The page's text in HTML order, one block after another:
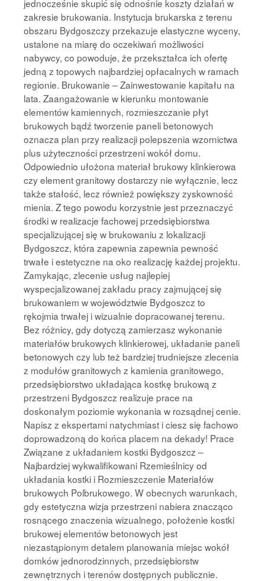
jednocześnie skupić się odnośnie koszty działań w
zakresie brukowania. Instytucja brukarska z terenu
obszaru Bydgoszczy przekazuje elastyczne wyceny,
ustalone na miarę do oczekiwań możliwości
nabywcy, co powoduje, że przekształca ich ofertę
jedną z topowych najbardziej opłacalnych w ramach
regionie. Brukowanie – Zainwestowanie kapitału na
lata. Zaangażowanie w kierunku montowanie
elementów kamiennych, rozmieszczanie płyt
brukowych bądź tworzenie paneli betonowych
oznacza plan przy realizacji polepszenia wzornictwa
plus użyteczności przestrzeni wokół domu.
Odpowiednio ułożona materiał brukowy klinkierowa
czy element granitowy dostarczy nie wyłącznie, lecz
także stałość, lecz również powiększy zyskowność
mienia. Z tego powodu korzystnie jest przeznaczyć
środki w realizacje fachowej przedsiębiorstwa
specjalizującej się w brukowaniu z lokalizacji
Bydgoszcz, która zapewnia zapewnia pewność
trwałe i estetyczne na oko realizację każdej projektu.
Zamykając, zlecenie usług najlepiej
wyspecjalizowanej zakładu pracy zajmującej się
brukowaniem w województwie Bydgoszcz to
rękojmia trwałej i wizualnie dopracowanej terenu.
Bez różnicy, gdy dotyczą zamierzasz wykonanie
materiałów brukowych klinkierowej, układanie paneli
betonowych czy lub też bardziej trudniejsze zlecenia
z modułów granitowych z kamienia granitowego,
przedsiębiorstwo układająca kostkę brukową z
przestrzeni Bydgoszcz realizuje prace na
doskonałym poziomie wykonania w rozsądnej cenie.
Napisz z ekspertami natychmiast i ciesz się fachowo
doprowadzoną do końca placem na dekady! Prace
Związane z układaniem kostki Bydgoszcz –
Najbardziej wykwalifikowani Rzemieślnicy od
układania kostki i Rozmieszczenie Materiałów
brukowych Polbrukowego. W obecnych warunkach,
gdy estetyczna wizja przestrzeni nabiera znacząco
rosnącego znaczenia wizualnego, położenie kostki
brukowej elementów betonowych jest
niezastąpionym detalem planowania miejsc wokół
domków jednorodzinnych, przedsiębiorstw
zewnętrznych i terenów dostępnych publicznie.